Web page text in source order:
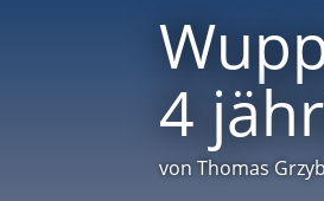
4
vonThomas Grzyb